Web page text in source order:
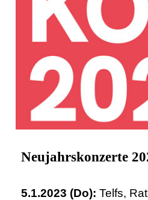
Neujahrskonzerte
5.1.2023 (Do): Telfs,